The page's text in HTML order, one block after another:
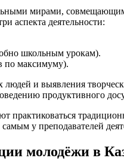
мирами,
аспекта деятельности:
школьным урокам).
по максимуму).
и выявления
продуктивного
практиковаться
у преподавателей
молодёжи в